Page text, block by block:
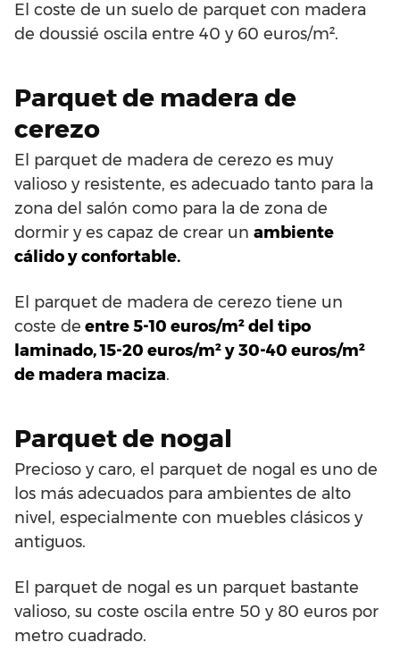
El coste de un suelo de parquet con madera
de doussié oscila entre 40 y 60 euros/m².
Parquet de madera de
cerezo
El parquet de madera de cerezo es muy
valioso y resistente, es adecuado tanto para la
zona del salón como para la de zona de
dormir y es capaz de crear un ambiente
cálido y confortable.
El parquet de madera de cerezo tiene un
coste de entre 5-10 euros/m² del tipo
laminado, 15-20 euros/m² y 30-40 euros/m²
de madera maciza.
Parquet de nogal
Precioso y caro, el parquet de nogal es uno de
los más adecuados para ambientes de alto
nivel, especialmente con muebles clásicos y
antiguos.
El parquet de nogal es un parquet bastante
valioso, su coste oscila entre 50 y 80 euros por
metro cuadrado.